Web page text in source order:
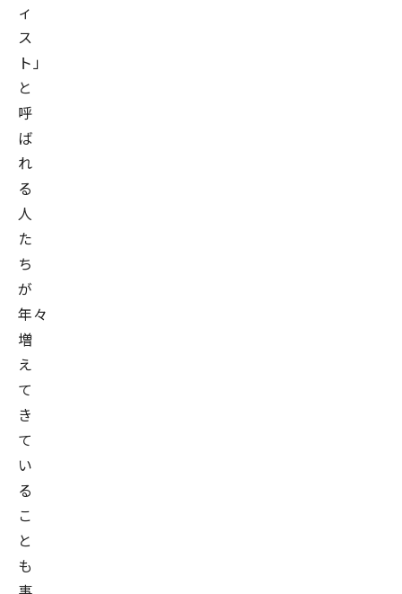
ィ
ス
ト」
と
呼
ば
れ
る
人
た
ち
が
年々
増
え
て
き
て
い
る
こ
と
も